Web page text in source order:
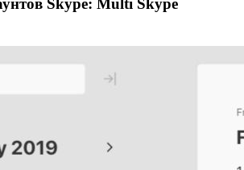
Skype: Multi Skype